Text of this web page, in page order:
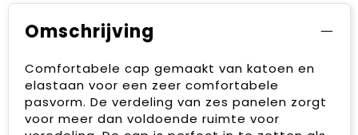
Omschrijving
Comfortabele cap gemaakt van katoen en
elastaan voor een zeer comfortabele
pasvorm. De verdeling van zes panelen zorgt
voor meer dan voldoende ruimte voor